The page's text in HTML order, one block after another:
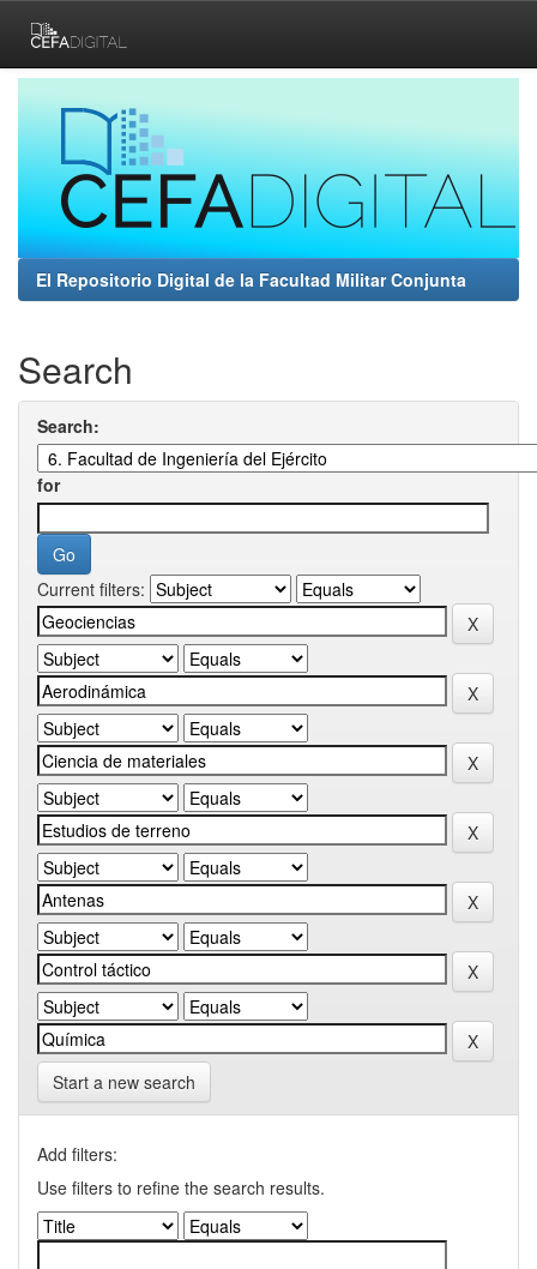
navigation
El Repositorio Digital de la Facultad Militar Conjunta
Search
Search:
for
Current filters:
Start a new search
Add filters:
Use filters to refine the search results.